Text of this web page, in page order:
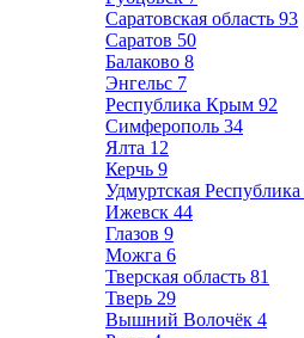
Саратовская область 93
Саратов 50
Балаково 8
Энгельс 7
Республика Крым 92
Симферополь 34
Ялта 12
Керчь 9
Удмуртская Республика
Ижевск 44
Глазов 9
Можга 6
Тверская область 81
Тверь 29
Вышний Волочёк 4